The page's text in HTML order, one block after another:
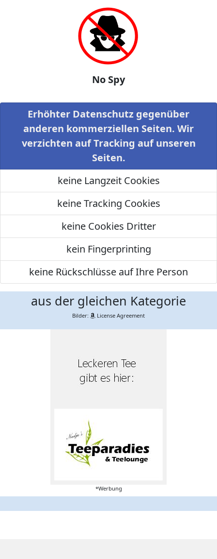
No Spy
Erhöhter Datenschutz gegenüber
anderen kommerziellen Seiten. Wir
verzichten auf Tracking auf unseren
Seiten.
keine Langzeit Cookies
keine Tracking Cookies
keine Cookies Dritter
kein Fingerprinting
keine Rückschlüsse auf Ihre Person
aus der gleichen Kategorie
Bilder: License Agreement
*Werbung